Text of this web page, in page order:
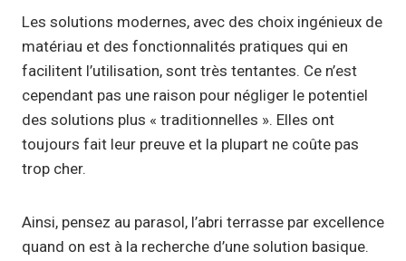
Les solutions modernes, avec des choix ingénieux de
matériau et des fonctionnalités pratiques qui en
facilitent l’utilisation, sont très tentantes. Ce n’est
cependant pas une raison pour négliger le potentiel
des solutions plus « traditionnelles ». Elles ont
toujours fait leur preuve et la plupart ne coûte pas
trop cher.
Ainsi, pensez au parasol, l’abri terrasse par excellence
quand on est à la recherche d’une solution basique.